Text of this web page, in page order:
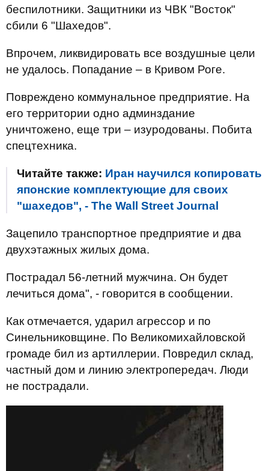
беспилотники. Защитники из ЧВК "Восток"
сбили 6 "Шахедов".
Впрочем, ликвидировать все воздушные цели
не удалось. Попадание – в Кривом Роге.
Повреждено коммунальное предприятие. На
его территории одно админздание
уничтожено, еще три – изуродованы. Побита
спецтехника.
Читайте также: Иран научился копировать
японские комплектующие для своих
"шахедов", - The Wall Street Journal
Зацепило транспортное предприятие и два
двухэтажных жилых дома.
Пострадал 56-летний мужчина. Он будет
лечиться дома", - говорится в сообщении.
Как отмечается, ударил агрессор и по
Синельниковщине. По Великомихайловской
громаде бил из артиллерии. Повредил склад,
частный дом и линию электропередач. Люди
не пострадали.